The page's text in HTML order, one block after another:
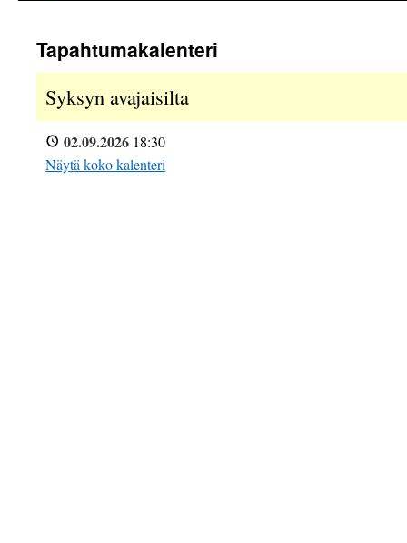
Tapahtumakalenteri
Syksyn avajaisilta
02.09.2026 18:30
Näytä koko kalenteri